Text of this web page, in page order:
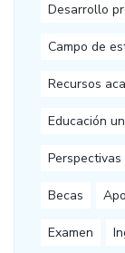
Desarrollo
Campo de
Recursos
Educación
Becas
Examen